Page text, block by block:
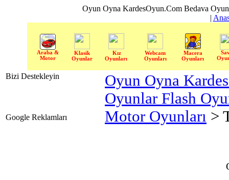
Oyun Oyna KardesOyun.Com Bedava
|
Araba &
Motor
Klasik
Oyunlar
Kız
Oyunları
Webcam
Oyunları
Macera
Oyunları
Bizi Destekleyin
Google Reklamları
Oyun Oyna
Oyunlar Flash
Motor Oyunları >